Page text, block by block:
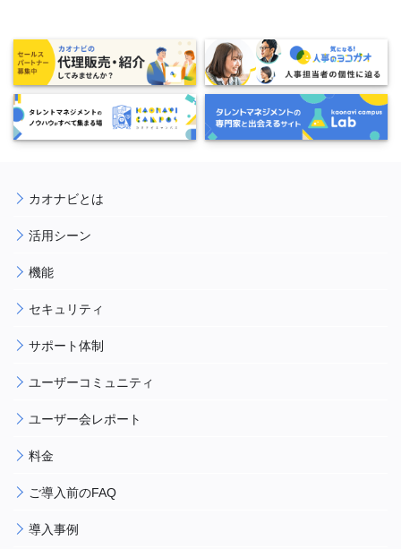
カオナビとは
活用シーン
機能
セキュリティ
サポート体制
ユーザーコミュニティ
ユーザー会レポート
料金
ご導入前のFAQ
導入事例